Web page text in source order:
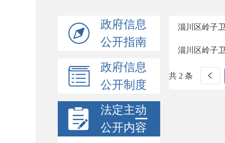
政府信息
公开指南
政府信息
公开制度
法定主动
公开内容
淄川区岭子
淄川区岭子
共 2 条